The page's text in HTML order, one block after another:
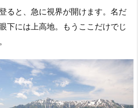
ると、急に視界が開けます。名だ
下には上高地。もうここだけでじ